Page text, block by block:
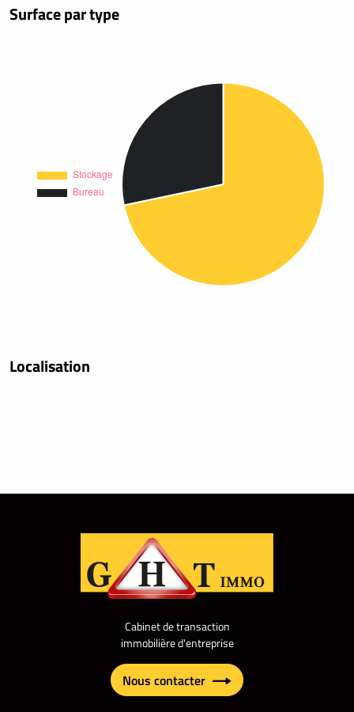
Surface par type
Localisation
Cabinet de transaction
immobilière d'entreprise
Nous contacter